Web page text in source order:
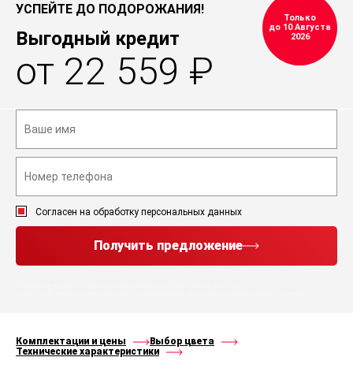
УСПЕЙТЕ ДО ПОДОРОЖАНИЯ!
Выгодный кредит
от 22 559 ₽
Только
до 10 Августа
2026
Согласен на обработку персональных данных
Получить предложение
Комплектации и цены
Выбор цвета
Технические характеристики